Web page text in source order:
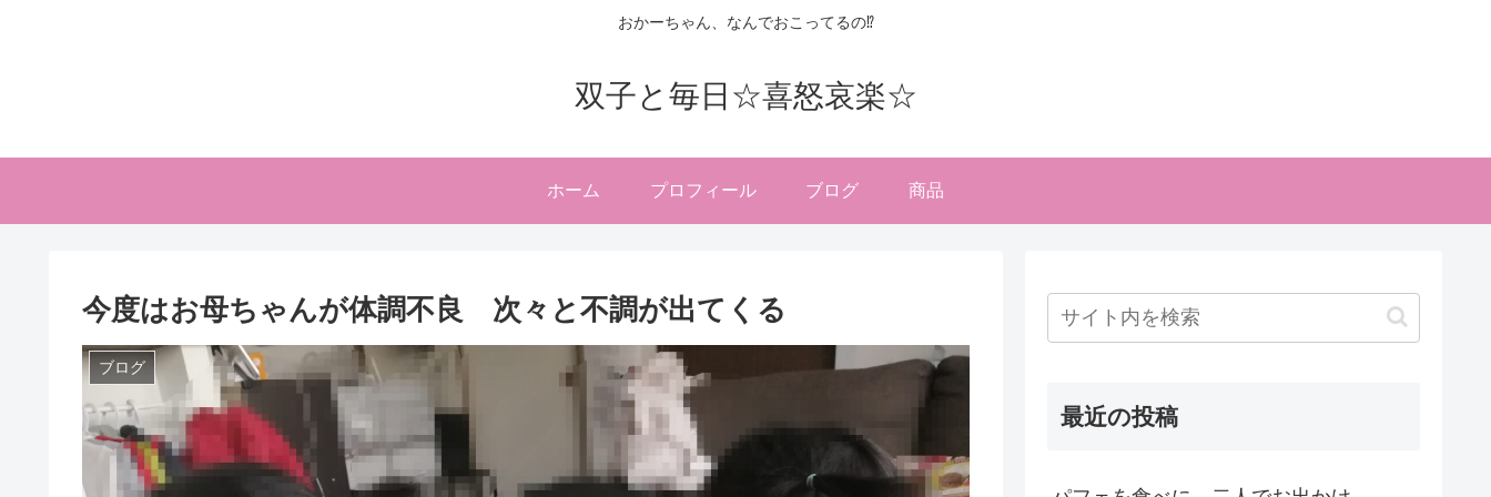
おかーちゃん、なんでおこってるの⁉
双子と毎日☆喜怒哀楽☆
ホーム プロフィール ブログ 商品
今度はお母ちゃんが体調不良 次々と不調が出てくる
ブログ
最近の投稿